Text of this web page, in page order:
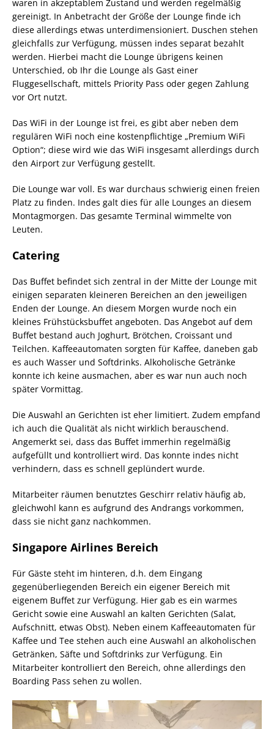
waren in akzeptablem Zustand und werden regelmäßig
gereinigt. In Anbetracht der Größe der Lounge finde ich
diese allerdings etwas unterdimensioniert. Duschen stehen
gleichfalls zur Verfügung, müssen indes separat bezahlt
werden. Hierbei macht die Lounge übrigens keinen
Unterschied, ob Ihr die Lounge als Gast einer
Fluggesellschaft, mittels Priority Pass oder gegen Zahlung
vor Ort nutzt.
Das WiFi in der Lounge ist frei, es gibt aber neben dem
regulären WiFi noch eine kostenpflichtige „Premium WiFi
Option“; diese wird wie das WiFi insgesamt allerdings durch
den Airport zur Verfügung gestellt.
Die Lounge war voll. Es war durchaus schwierig einen freien
Platz zu finden. Indes galt dies für alle Lounges an diesem
Montagmorgen. Das gesamte Terminal wimmelte von
Leuten.
Catering
Das Buffet befindet sich zentral in der Mitte der Lounge mit
einigen separaten kleineren Bereichen an den jeweiligen
Enden der Lounge. An diesem Morgen wurde noch ein
kleines Frühstücksbuffet angeboten. Das Angebot auf dem
Buffet bestand auch Joghurt, Brötchen, Croissant und
Teilchen. Kaffeeautomaten sorgten für Kaffee, daneben gab
es auch Wasser und Softdrinks. Alkoholische Getränke
konnte ich keine ausmachen, aber es war nun auch noch
später Vormittag.
Die Auswahl an Gerichten ist eher limitiert. Zudem empfand
ich auch die Qualität als nicht wirklich berauschend.
Angemerkt sei, dass das Buffet immerhin regelmäßig
aufgefüllt und kontrolliert wird. Das konnte indes nicht
verhindern, dass es schnell geplündert wurde.
Mitarbeiter räumen benutztes Geschirr relativ häufig ab,
gleichwohl kann es aufgrund des Andrangs vorkommen,
dass sie nicht ganz nachkommen.
Singapore Airlines Bereich
Für Gäste steht im hinteren, d.h. dem Eingang
gegenüberliegenden Bereich ein eigener Bereich mit
eigenem Buffet zur Verfügung. Hier gab es ein warmes
Gericht sowie eine Auswahl an kalten Gerichten (Salat,
Aufschnitt, etwas Obst). Neben einem Kaffeeautomaten für
Kaffee und Tee stehen auch eine Auswahl an alkoholischen
Getränken, Säfte und Softdrinks zur Verfügung. Ein
Mitarbeiter kontrolliert den Bereich, ohne allerdings den
Boarding Pass sehen zu wollen.